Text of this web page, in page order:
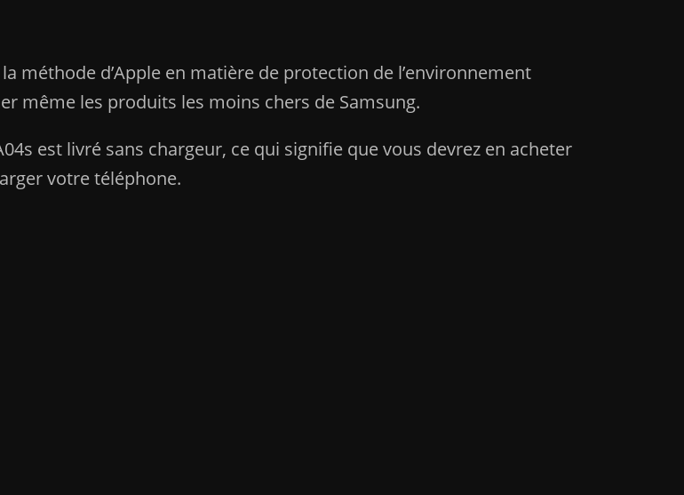
méthode d’Apple en matière de protection de l’environnement
même les produits les moins chers de Samsung.
est livré sans chargeur, ce qui signifie que vous devrez en acheter
votre téléphone.